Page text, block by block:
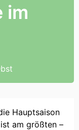
im
Hauptsaison
am größten –